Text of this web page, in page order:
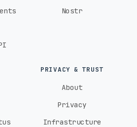
Nostr
PRIVACY & TRUST
About
Privacy
Infrastructure